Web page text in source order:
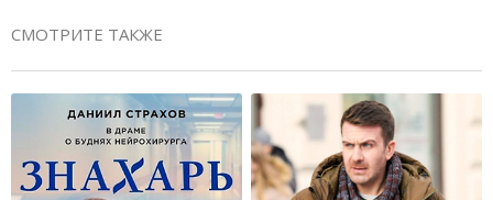
СМОТРИТЕ ТАКЖЕ